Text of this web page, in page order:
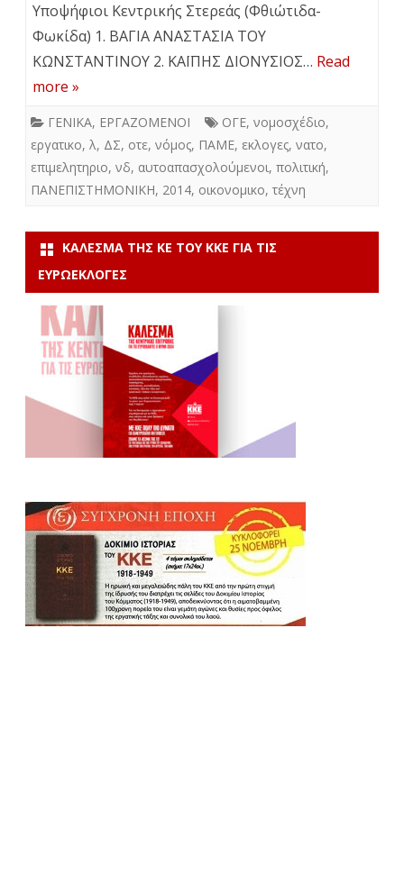
Υποψήφιοι Κεντρικής Στερεάς (Φθιώτιδα-
Φωκίδα) 1. ΒΑΓΙΑ ΑΝΑΣΤΑΣΙΑ ΤΟΥ
ΚΩΝΣΤΑΝΤΙΝΟΥ 2. ΚΑΪΠΗΣ ΔΙΟΝΥΣΙΟΣ… Read
more »
ΓΕΝΙΚΑ, ΕΡΓΑΖΟΜΕΝΟΙ ΟΓΕ, νομοσχέδιο,
εργατικο, λ, ΔΣ, οτε, νόμος, ΠΑΜΕ, εκλογες, νατο,
επιμελητηριο, νδ, αυτοαπασχολούμενοι, πολιτική,
ΠΑΝΕΠΙΣΤΗΜΟΝΙΚΗ, 2014, οικονομικο, τέχνη
ΚΆΛΕΣΜΑ ΤΗΣ ΚΕ ΤΟΥ ΚΚΕ ΓΙΑ ΤΙΣ
ΕΥΡΩΕΚΛΟΓΈΣ